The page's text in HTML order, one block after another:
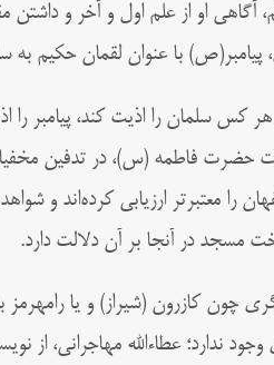
او از علم اول و آخر و داشتن
پیامبر(ص) با عنوان لقمان حکیم به
هر کس سلمان را اذیت کند،
حضرت فاطمه (س)، در تدفین
را معتبرتر ارزیابی کرده‌اند و
مسجد در آنجا بر آن دلالت دارد.
چون کازرون (شیراز) و یا
ندارد؛ عطاءالله مهاجرانی، از